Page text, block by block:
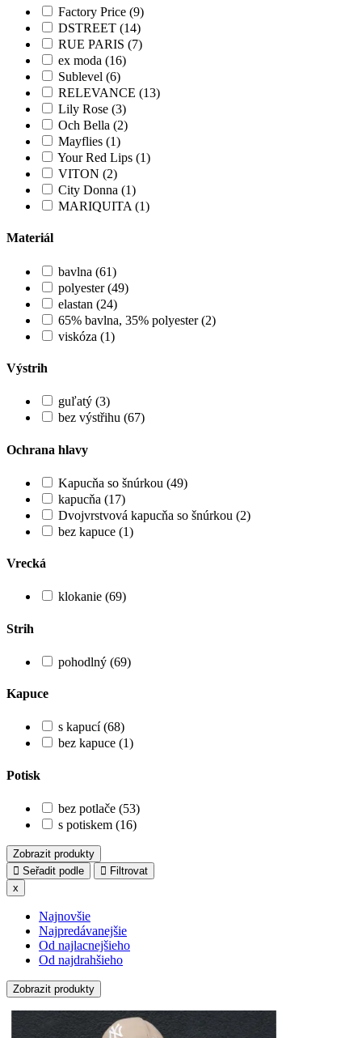
Factory Price (9)
DSTREET (14)
RUE PARIS (7)
ex moda (16)
Sublevel (6)
RELEVANCE (13)
Lily Rose (3)
Och Bella (2)
Mayflies (1)
Your Red Lips (1)
VITON (2)
City Donna (1)
MARIQUITA (1)
Materiál
bavlna (61)
polyester (49)
elastan (24)
65% bavlna, 35% polyester (2)
viskóza (1)
Výstrih
guľatý (3)
bez výstřihu (67)
Ochrana hlavy
Kapucňa so šnúrkou (49)
kapucňa (17)
Dvojvrstvová kapucňa so šnúrkou (2)
bez kapuce (1)
Vrecká
klokanie (69)
Strih
pohodlný (69)
Kapuce
s kapucí (68)
bez kapuce (1)
Potisk
bez potlače (53)
s potiskem (16)
Zobrazit produkty
Seřadit podle
Filtrovat
x
Najnovšie
Najpredávanejšie
Od najlacnejšieho
Od najdrahšieho
Zobrazit produkty